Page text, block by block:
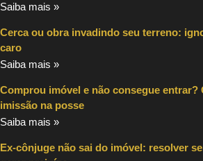
Saiba mais »
Cerca ou obra invadindo seu terreno:
caro
Saiba mais »
Comprou imóvel e não consegue entrar?
imissão na posse
Saiba mais »
Ex-cônjuge não sai do imóvel: resolver